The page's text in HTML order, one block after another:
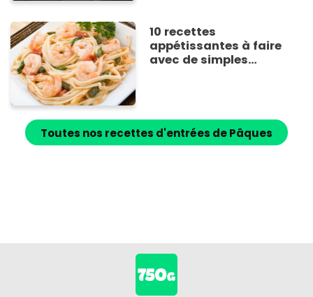
10 recettes
appétissantes à faire
avec de simples
Toutes nos recettes d'entrées de Pâques